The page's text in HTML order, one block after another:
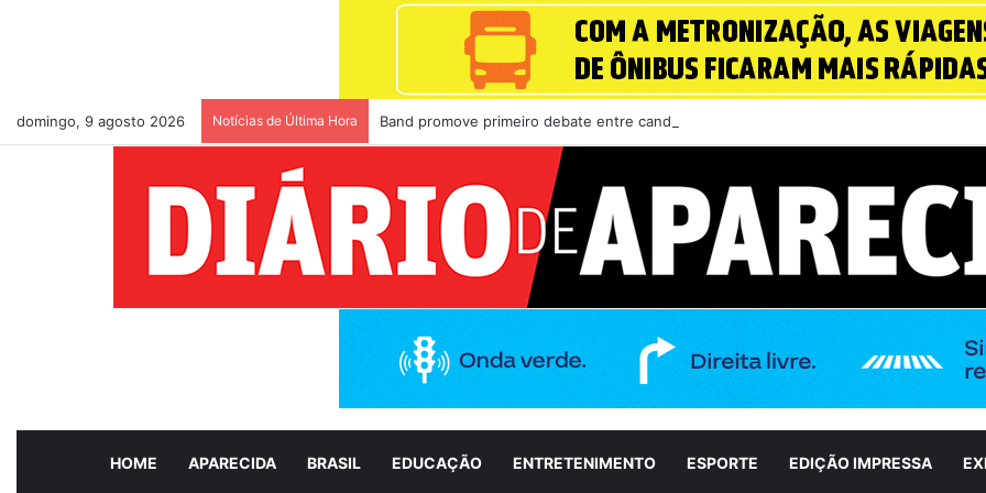
domingo, 9 agosto 2026 Notícias de Última Hora Band promove primeiro debate entre candidatos ao Governo de Goiás
HOME APARECIDA BRASIL EDUCAÇÃO ENTRETENIMENTO ESPORTE EDIÇÃO IMPRESSA